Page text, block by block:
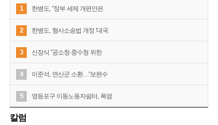
1 한병도, “정부 세제 개편안은
2 한병도, 형사소송법 개정 '대국
3 신장식 “공소청·중수청 위한
4 이준석, 연산군 소환…“보완수
5 영등포구 이동노동자쉼터, 폭염
칼럼